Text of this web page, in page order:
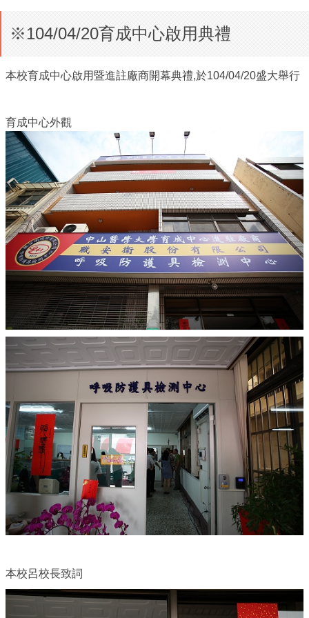
※104/04/20育成中心啟用典禮
本校育成中心啟用暨進註廠商開幕典禮,於104/04/20盛大舉行
育成中心外觀
本校呂校長致詞